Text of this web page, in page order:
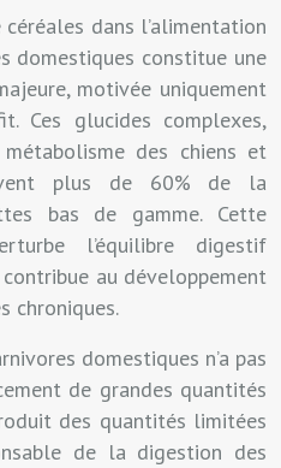
céréales dans l’alimentation
domestiques constitue une
motivée uniquement
Ces glucides complexes,
des chiens et
plus de 60% de la
bas de gamme. Cette
l’équilibre digestif
au développement
chroniques.
domestiques n’a pas
de grandes quantités
des quantités limitées
de la digestion des